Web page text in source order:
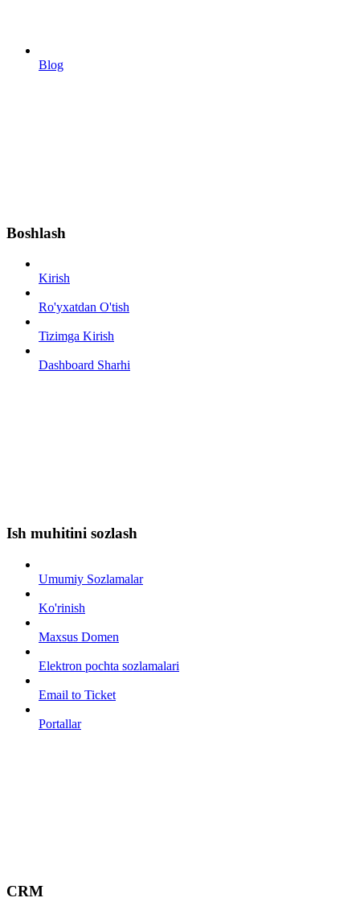
Blog
Boshlash
Kirish
Ro'yxatdan O'tish
Tizimga Kirish
Dashboard Sharhi
Ish muhitini sozlash
Umumiy Sozlamalar
Ko'rinish
Maxsus Domen
Elektron pochta sozlamalari
Email to Ticket
Portallar
CRM